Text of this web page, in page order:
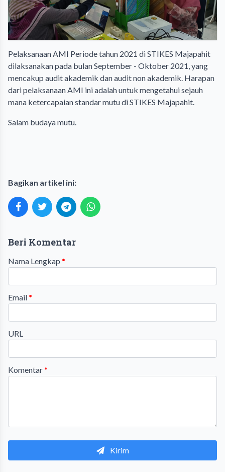
Pelaksanaan AMI Periode tahun 2021 di STIKES Majapahit
dilaksanakan pada bulan September - Oktober 2021, yang
mencakup audit akademik dan audit non akademik. Harapan
dari pelaksanaan AMI ini adalah untuk mengetahui sejauh
mana ketercapaian standar mutu di STIKES Majapahit.
Salam budaya mutu.
Bagikan artikel ini:
Beri Komentar
Nama Lengkap *
Email*
URL
Komentar*
Kirim